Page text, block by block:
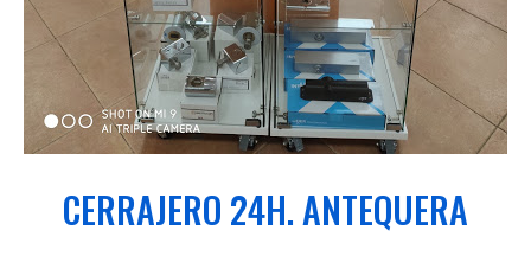
CERRAJERO 24H. ANTEQUERA